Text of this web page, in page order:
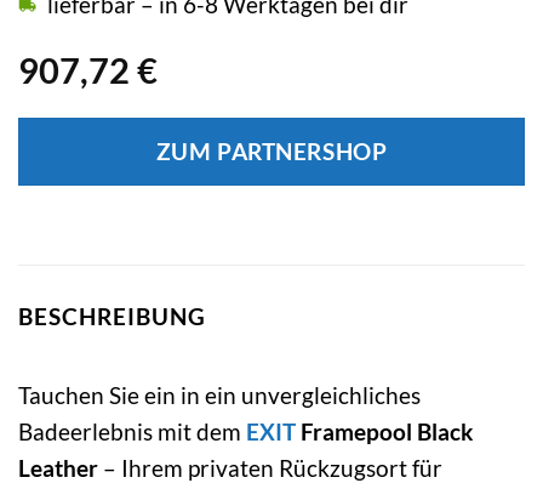
907,72 €
ZUM PARTNERSHOP
BESCHREIBUNG
Tauchen Sie ein in ein unvergleichliches
Badeerlebnis mit dem EXIT Framepool Black
Leather – Ihrem privaten Rückzugsort für